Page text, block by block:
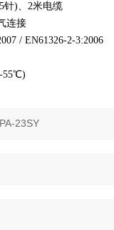
针)、 2米电缆
连接
/ EN61326-2-3:2006
55℃)